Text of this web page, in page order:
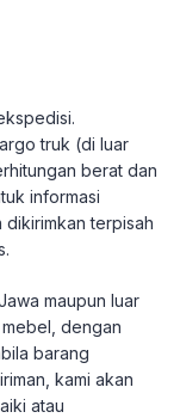
truk (di luar
berat dan
informasi
terpisah
maupun luar
dengan
barang
kami akan
atau